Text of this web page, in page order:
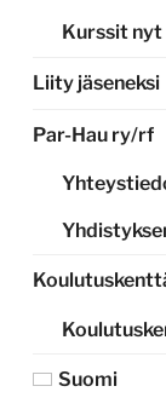
Kurssit nyt
Liity jäseneksi
Par-Hau ry/rf
Suomi